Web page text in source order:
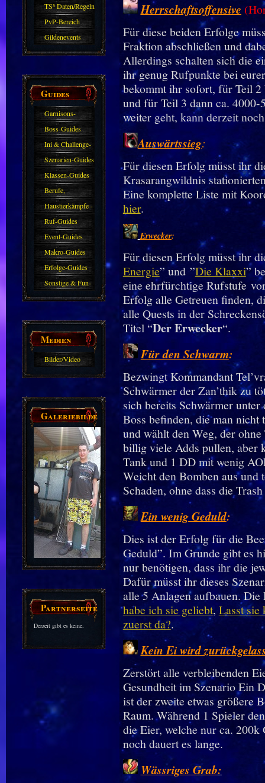
Sparkasse/Goldleihen
TS³ Daten/Regeln
PvP-Bereich
Gildenevents
Guides
Garnisons-
Guides
Boss-Guides
Ini & Challenge-
Guides
Szenarien-Guides
Klassen-Guides
Berufe,
Farmkarten und
Haustiere
Haustierkämpfe -
Guide
Ruf-Guides
Event-Guides
Makro-Guides
Erfolge-Guides
Sonstige & Fun-
Guides
Medien
Bilder/Video
Galeriebilder
Partnerseiten
Derzeit gibt es keine.
Herrschaftsoffensive
Für diese beiden Erfolge
Fraktion abschließen und
Allerdings schalten sich die
ihr genug Rufpunkte bei
bekommt ihr sofort, für Teil
und für Teil 3 dann ca.
weiter geht, kann derzeit
Auswärtssieg:
Für diesen Erfolg müsst ihr
Krasarangwildnis
Eine komplette Liste mit
hier.
Erwecker:
Für diesen Erfolg müsst ihr
Energie” und ”Die Klaxxi”
eine ehrfürchtige Rufstufe
Erfolg alle Getreuen finden,
alle Quests in der
Titel “Der Erwecker“.
Für den Schwarm:
Bezwingt Kommandant
Schwärmer der Zan’thik zu
sich bereits Schwärmer
Boss befinden, die man
und wählt den Weg, der
billig viele Adds pullen, aber
Tank und 1 DD mit wenig
Weicht den Bomben aus und
Schaden, ohne dass die
Ein wenig Geduld:
Dies ist der Erfolg für die
Geduld”. Im Grunde gibt es
nur benötigen, dass ihr die
Dafür müsst ihr dieses
alle 5 Anlagen aufbauen.
habe ich sie geliebt,Lasst sie
zuerst da?.
Kein Ei wird
Zerstört alle verbleibenden
Gesundheit im Szenario Ein
ist der zweite etwas größere
Raum. Während 1 Spieler
die Eier, welche nur ca. 200k
noch dauert es lange.
Wässriges Grab: